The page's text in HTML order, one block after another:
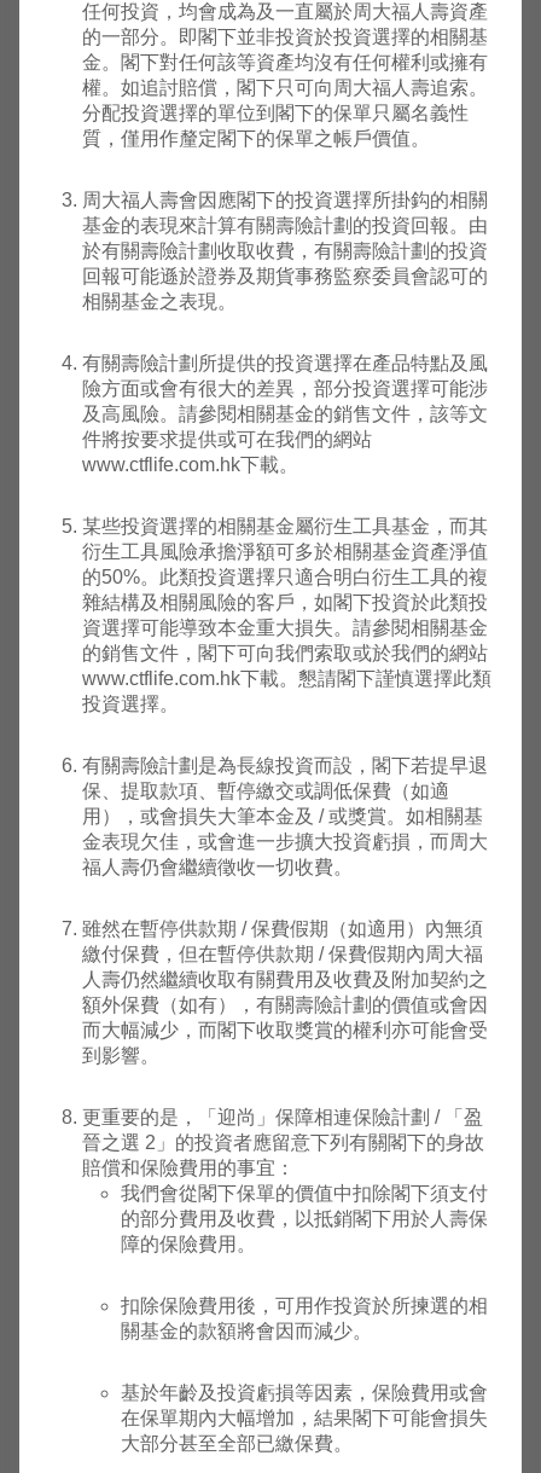
高
安聯環
球投資
基金 -
安聯小
龍基金
2008
年10
月03
日
美
元
171.6544
安聯環
球投資
基金 -
安聯東
基金 (A
收息股
份)
2008
日
高
安聯環
基金 -
安聯總
回報亞
洲股票
基金 (A
收息股
份)
2008
年10
月03
日
美
元
54.4628
中
基金 -
安聯美
元高收
益基金
(AT 累
份)
2011
年10
月21
日
美
元
16.8740
中
安聯環
球投資
基金 -
基金 (A
收息股
份)
2008
安聯寵
物和動
(AT美
元累積
月24
日
元
高
霸菱東
2023
年07
美
任何投資，均會成為及一直屬於周大福人壽資產
的一部分。即閣下並非投資於投資選擇的相關基
金。閣下對任何該等資產均沒有任何權利或擁有
權。如追討賠償，閣下只可向周大福人壽追索。
分配投資選擇的單位到閣下的保單只屬名義性
質，僅用作釐定閣下的保單之帳戶價值。
周大福人壽會因應閣下的投資選擇所掛鈎的相關
基金的表現來計算有關壽險計劃的投資回報。由
於有關壽險計劃收取收費，有關壽險計劃的投資
回報可能遜於證券及期貨事務監察委員會認可的
相關基金之表現。
有關壽險計劃所提供的投資選擇在產品特點及風
險方面或會有很大的差異，部分投資選擇可能涉
及高風險。請參閱相關基金的銷售文件，該等文
件將按要求提供或可在我們的網站
www.ctflife.com.hk下載。
某些投資選擇的相關基金屬衍生工具基金，而其
衍生工具風險承擔淨額可多於相關基金資產淨值
的50%。此類投資選擇只適合明白衍生工具的複
雜結構及相關風險的客戶，如閣下投資於此類投
資選擇可能導致本金重大損失。請參閱相關基金
的銷售文件，閣下可向我們索取或於我們的網站
www.ctflife.com.hk下載。懇請閣下謹慎選擇此類
投資選擇。
有關壽險計劃是為長線投資而設，閣下若提早退
保、提取款項、暫停繳交或調低保費（如適
用），或會損失大筆本金及 / 或獎賞。如相關基
金表現欠佳，或會進一步擴大投資虧損，而周大
福人壽仍會繼續徵收一切收費。
雖然在暫停供款期 / 保費假期（如適用）內無須
繳付保費，但在暫停供款期 / 保費假期內周大福
人壽仍然繼續收取有關費用及收費及附加契約之
額外保費（如有），有關壽險計劃的價值或會因
而大幅減少，而閣下收取獎賞的權利亦可能會受
到影響。
更重要的是，「迎尚」保障相連保險計劃 / 「盈
晉之選 2」的投資者應留意下列有關閣下的身故
賠償和保險費用的事宜：
我們會從閣下保單的價值中扣除閣下須支付
的部分費用及收費，以抵銷閣下用於人壽保
障的保險費用。
扣除保險費用後，可用作投資於所揀選的相
關基金的款額將會因而減少。
基於年齡及投資虧損等因素，保險費用或會
在保單期內大幅增加，結果閣下可能會損失
大部分甚至全部已繳保費。